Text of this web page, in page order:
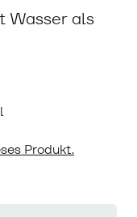
Wasser als
Produkt.